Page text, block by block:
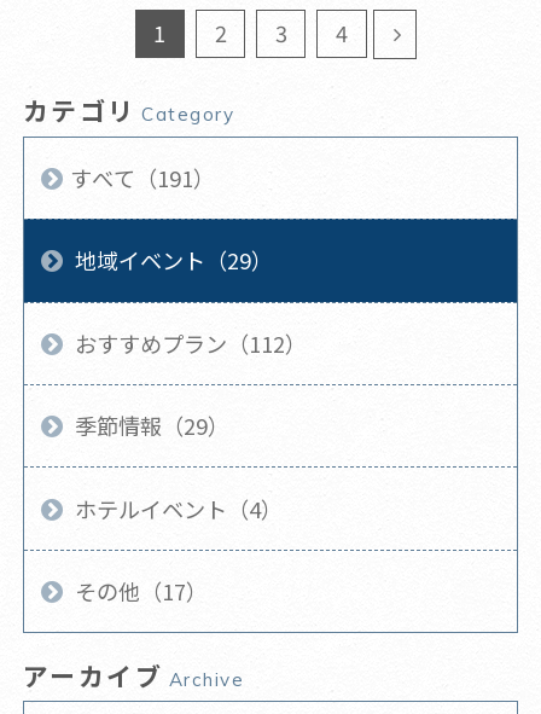
1 2 3 4
カテゴリ Category
すべて（191）
地域イベント（29）
おすすめプラン（112）
季節情報（29）
ホテルイベント（4）
その他（17）
アーカイブ Archive